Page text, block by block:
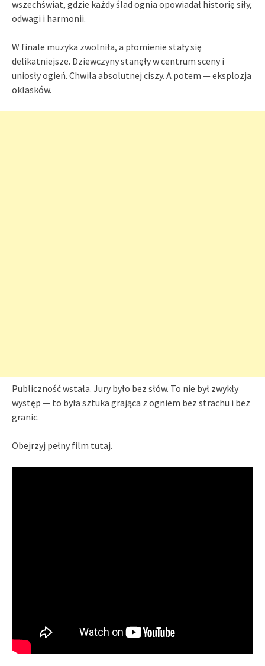
wszechświat, gdzie każdy ślad ognia opowiadał historię siły,
odwagi i harmonii.
W finale muzyka zwolniła, a płomienie stały się
delikatniejsze. Dziewczyny stanęły w centrum sceny i
uniosły ogień. Chwila absolutnej ciszy. A potem — eksplozja
oklasków.
Publiczność wstała. Jury było bez słów. To nie był zwykły
występ — to była sztuka grająca z ogniem bez strachu i bez
granic.
Obejrzyj pełny film tutaj.